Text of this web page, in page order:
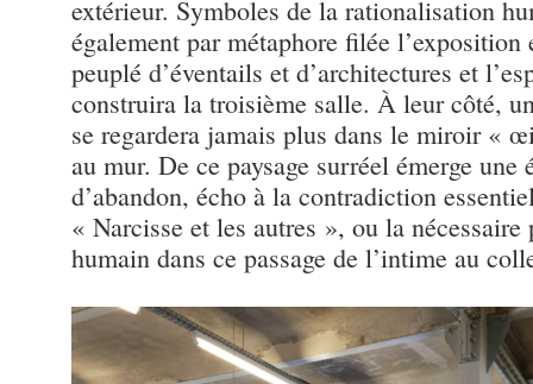
extérieur. Symboles de la rationalisation
également par métaphore filée
peuplé d’éventails et d’architectures et
construira la troisième salle. À leur côté,
se regardera jamais plus dans le miroir «
au mur. De ce paysage surréel émerge une
d’abandon, écho à la contradiction
« Narcisse et les autres », ou la nécessaire
humain dans ce passage de l’intime au